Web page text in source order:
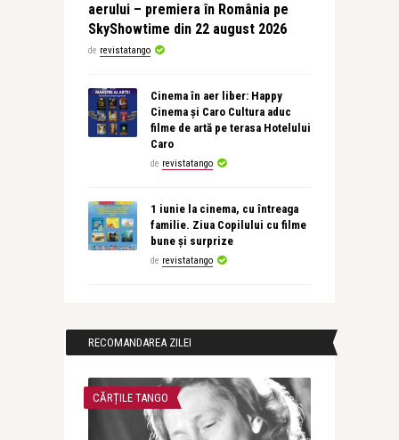
aerului – premiera în România pe
SkyShowtime din 22 august 2026
de revistatango
Cinema în aer liber: Happy
Cinema și Caro Cultura aduc
filme de artă pe terasa Hotelului
Caro
de revistatango
1 iunie la cinema, cu întreaga
familie. Ziua Copilului cu filme
bune și surprize
de revistatango
RECOMANDAREA ZILEI
CĂRȚILE TANGO